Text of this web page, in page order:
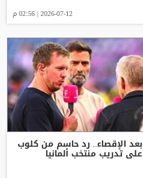
2026-07-12 | 02:56 م
بعد الإقصاء.. رد حاسم من كلوب
على تدريب منتخب ألمانيا